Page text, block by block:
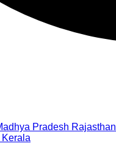
Pradesh Rajasthan
Kerala